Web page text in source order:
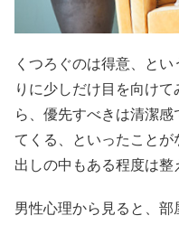
くつろぐのは得意、と
りに少しだけ目を向け
ら、優先すべきは清潔
てくる、といったこと
出しの中もある程度は整
男性心理から見ると、